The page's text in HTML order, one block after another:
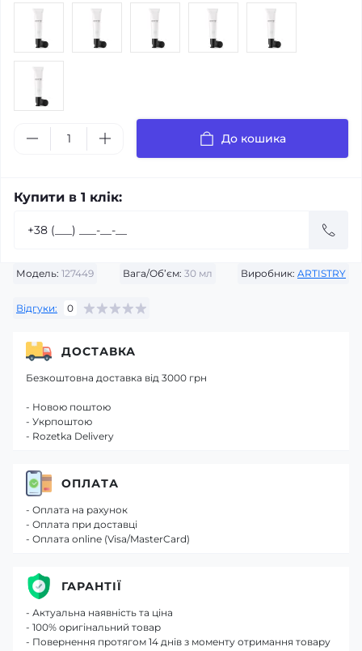
Модель: 127449 Вага/Об’єм: 30 мл Виробник: ARTISTRY
Відгуки: 0
До кошика
Купити в 1 клік:
ДОСТАВКА
Безкоштовна доставка від 3000 грн
- Новою поштою
- Укрпоштою
- Rozetka Delivery
ОПЛАТА
- Оплата на рахунок
- Оплата при доставці
- Оплата online (Visa/MasterCard)
ГАРАНТІЇ
- Актуальна наявність та ціна
- 100% оригінальний товар
- Повернення протягом 14 днів з моменту отримання товару